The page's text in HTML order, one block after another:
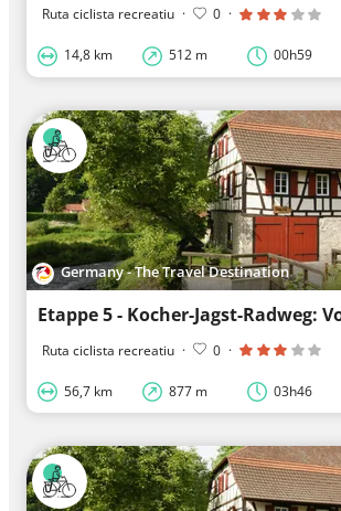
Ruta ciclista recreatiu · 0 ·
14,8 km 512 m 00h59
Germany - The Travel Destination
Ruta ciclista recreatiu · 0 ·
56,7 km 877 m 03h46